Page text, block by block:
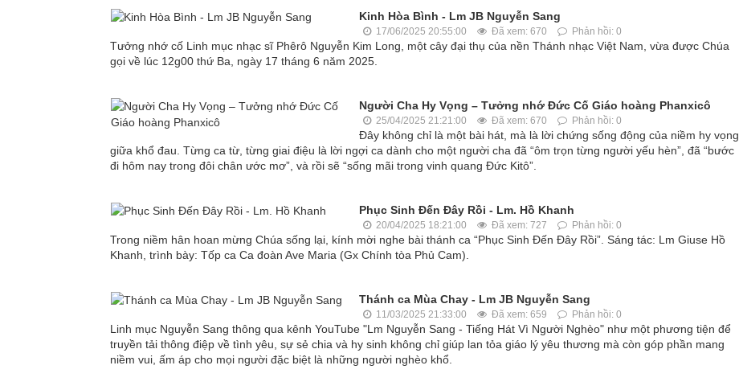
Kinh Hòa Bình - Lm JB Nguyễn Sang
17/06/2025 20:55:00 Đã xem: 670 Phản hồi: 0
Tưởng nhớ cố Linh mục nhạc sĩ Phêrô Nguyễn Kim Long, một cây đại thụ của nền Thánh nhạc Việt Nam, vừa được Chúa
gọi về lúc 12g00 thứ Ba, ngày 17 tháng 6 năm 2025.
Người Cha Hy Vọng – Tưởng nhớ Đức Cố Giáo hoàng Phanxicô
25/04/2025 21:21:00 Đã xem: 670 Phản hồi: 0
Đây không chỉ là một bài hát, mà là lời chứng sống động của niềm hy vọng
giữa khổ đau. Từng ca từ, từng giai điệu là lời ngợi ca dành cho một người cha đã “ôm trọn từng người yếu hèn”, đã “bước
đi hôm nay trong đôi chân ước mơ”, và rồi sẽ “sống mãi trong vinh quang Đức Kitô”.
Phục Sinh Đến Đây Rồi - Lm. Hồ Khanh
20/04/2025 18:21:00 Đã xem: 727 Phản hồi: 0
Trong niềm hân hoan mừng Chúa sống lại, kính mời nghe bài thánh ca “Phục Sinh Đến Đây Rồi”. Sáng tác: Lm Giuse Hồ
Khanh, trình bày: Tốp ca Ca đoàn Ave Maria (Gx Chính tòa Phủ Cam).
Thánh ca Mùa Chay - Lm JB Nguyễn Sang
11/03/2025 21:33:00 Đã xem: 659 Phản hồi: 0
Linh mục Nguyễn Sang thông qua kênh YouTube "Lm Nguyễn Sang - Tiếng Hát Vì Người Nghèo" như một phương tiện để
truyền tải thông điệp về tình yêu, sự sẻ chia và hy sinh không chỉ giúp lan tỏa giáo lý yêu thương mà còn góp phần mang
niềm vui, ấm áp cho mọi người đặc biệt là những người nghèo khổ.